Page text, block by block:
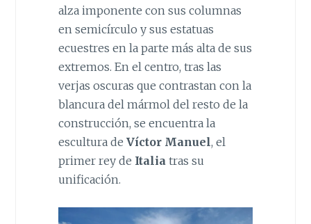
alza imponente con sus columnas
en semicírculo y sus estatuas
ecuestres en la parte más alta de sus
extremos. En el centro, tras las
verjas oscuras que contrastan con la
blancura del mármol del resto de la
construcción, se encuentra la
escultura de Víctor Manuel, el
primer rey de Italiatras su
unificación.